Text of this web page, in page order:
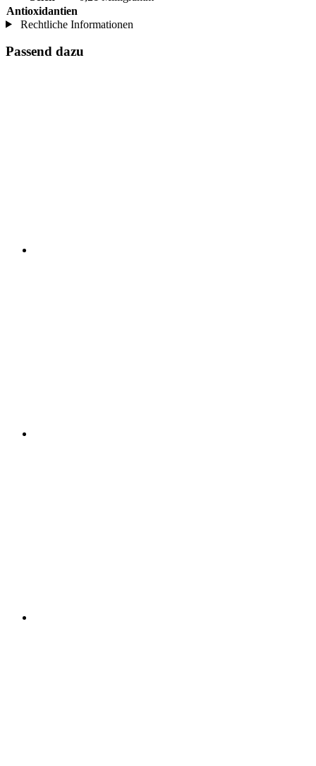
Antioxidantien
Rechtliche Informationen
Passend dazu